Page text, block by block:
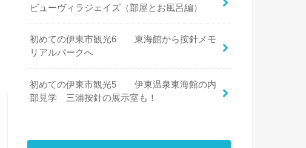
ビューヴィラジェイズ（部屋とお風呂編）
初めての伊東市観光6 東海館から按針メモ
リアルパークへ
初めての伊東市観光5 伊東温泉東海館の内
部見学 三浦按針の展示室も！